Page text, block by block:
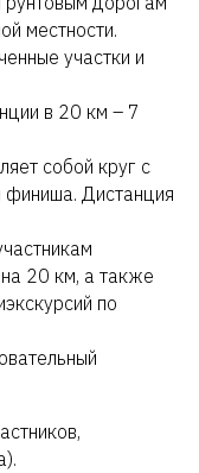
местности.
участки и
в 20 км – 7
собой круг с
финиша. Дистанция
20 км, а также
по